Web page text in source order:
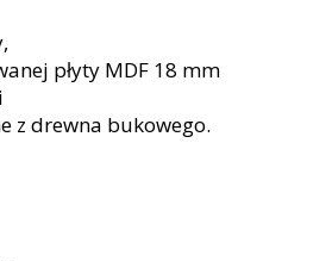
płyty MDF 18 mm
z drewna bukowego.